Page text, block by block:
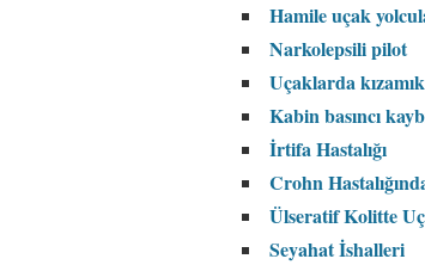
Hamile uçak
Narkolepsili pilot
Uçaklarda
Kabin basıncı
İrtifa Hastalığı
Crohn
Ülseratif Kolitte
Seyahat İshalleri